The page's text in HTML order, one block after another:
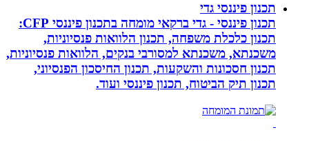
תכנון פיננסי גדי
תכנון פיננסי - גדי ברקאי מומחה בתכנון פיננסי CFP:
תכנון כלכלת משפחה, תכנון הלוואות פנסיוניות,
משכנתא, משכנתא למסורבי בנקים, הלוואות פנסיוניות,
תכנון חסכונות והשקעות, תכנון החיסכון הפנסיוני,
תכנון תיק הביטוח, תכנון פיננסי ועוד.